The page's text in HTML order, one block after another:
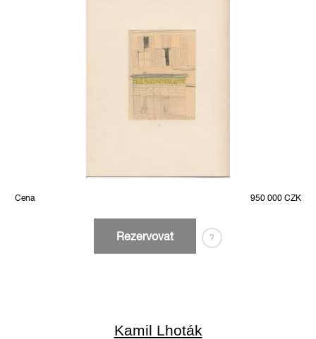
Cena 950 000 CZK
Rezervovat ?
Kamil Lhoták